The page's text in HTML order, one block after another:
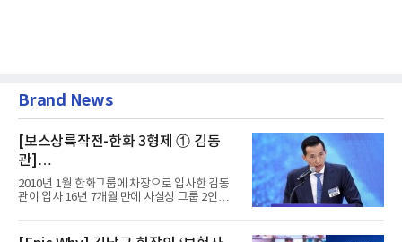
Brand News
[보스상륙작전-한화 3형제 ① 김동
관]
입사 16년 만에 수석부회장 … 경영승
계 ‘초읽기’
2010년 1월 한화그룹에 차장으로 입사한 김동
관이 입사 16년 7개월 만에 사실상 그룹 2인자